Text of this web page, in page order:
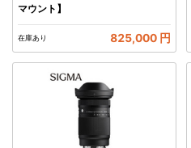
マウント】
在庫あり 825,000 円